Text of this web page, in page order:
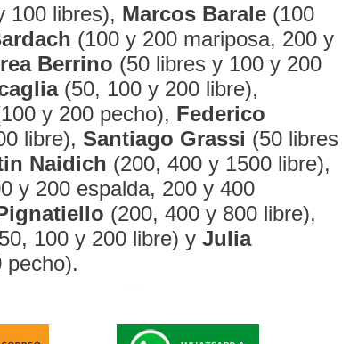
100 libres), Marcos Barale(100
(100 y 200 mariposa, 200 y
Berrino (50 libres y 100 y 200
(50, 100 y 200 libre),
y 200 pecho), Federico
libre), Santiago Grassi (50 libres
Naidich (200, 400 y 1500 libre),
y 200 espalda, 200 y 400
(200, 400 y 800 libre),
100 y 200 libre) y Julia
pecho).